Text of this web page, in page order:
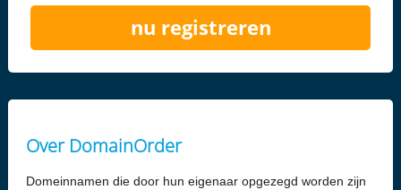
nu registreren
Over DomainOrder
Domeinnamen die door hun eigenaar opgezegd worden zijn